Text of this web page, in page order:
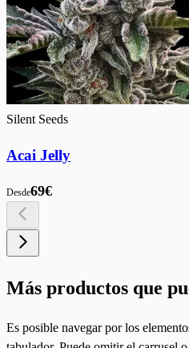
Silent Seeds
Acai Jelly
Desde69€
Más productos que
Es posible navegar por los